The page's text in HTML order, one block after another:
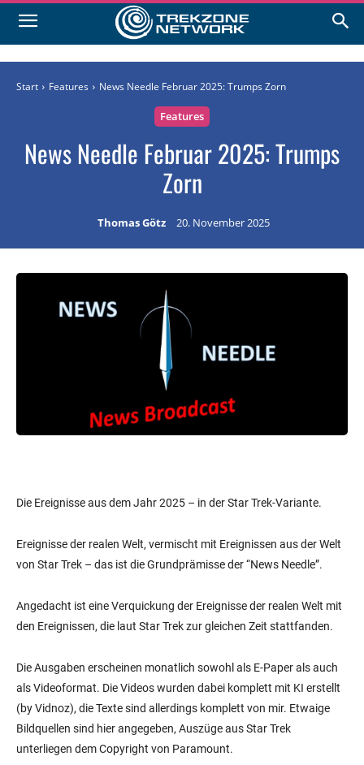
Start Features News Needle Februar 2025: Trumps Zorn
Features
News Needle Februar 2025: Trumps
Zorn
Thomas Götz 20. November 2025
Die Ereignisse aus dem Jahr 2025 – in der Star Trek-Variante.
Ereignisse der realen Welt, vermischt mit Ereignissen aus der Welt
von Star Trek – das ist die Grundprämisse der “News Needle”.
Angedacht ist eine Verquickung der Ereignisse der realen Welt mit
den Ereignissen, die laut Star Trek zur gleichen Zeit stattfanden.
Die Ausgaben erscheinen monatlich sowohl als E-Paper als auch
als Videoformat. Die Videos wurden dabei komplett mit KI erstellt
(by Vidnoz), die Texte sind allerdings komplett von mir. Etwaige
Bildquellen sind hier angegeben, Auszüge aus Star Trek
unterliegen dem Copyright von Paramount.